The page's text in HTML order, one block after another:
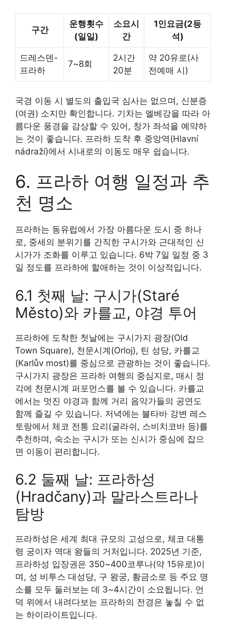
구간
운행횟수
(일일)
소요시
간
1인요금(2등
석)
드레스덴-
프라하
7~8회
2시간
20분
약 20유로(사
전예매 시)
국경 이동 시 별도의 출입국 심사는 없으며, 신분증
(여권) 소지만 확인합니다. 기차는 엘베강을 따라 아
름다운 풍경을 감상할 수 있어, 창가 좌석을 예약하
는 것이 좋습니다. 프라하 도착 후 중앙역(Hlavní
nádraží)에서 시내로의 이동도 매우 쉽습니다.
6. 프라하 여행 일정과 추
천 명소
프라하는 동유럽에서 가장 아름다운 도시 중 하나
로, 중세의 분위기를 간직한 구시가와 근대적인 신
시가가 조화를 이루고 있습니다. 6박 7일 일정 중 3
일 정도를 프라하에 할애하는 것이 이상적입니다.
6.1 첫째 날: 구시가(Staré
Město)와 카를교, 야경 투어
프라하에 도착한 첫날에는 구시가지 광장(Old
Town Square), 천문시계(Orloj), 틴 성당, 카를교
(Karlův most)를 중심으로 관광하는 것이 좋습니다.
구시가지 광장은 프라하 여행의 중심지로, 매시 정
각에 천문시계 퍼포먼스를 볼 수 있습니다. 카를교
에서는 멋진 야경과 함께 거리 음악가들의 공연도
함께 즐길 수 있습니다. 저녁에는 블타바 강변 레스
토랑에서 체코 전통 요리(굴라쉬, 스비치코바 등)를
추천하며, 숙소는 구시가 또는 신시가 중심에 잡으
면 이동이 편리합니다.
6.2 둘째 날: 프라하성
(Hradčany)과 말라스트라나
탐방
프라하성은 세계 최대 규모의 고성으로, 체코 대통
령 궁이자 역대 왕들의 거처입니다. 2025년 기준,
프라하성 입장권은 350~400코루나(약 15유로)이
며, 성 비투스 대성당, 구 왕궁, 황금소로 등 주요 명
소를 모두 둘러보는 데 3~4시간이 소요됩니다. 언
덕 위에서 내려다보는 프라하의 전경은 놓칠 수 없
는 하이라이트입니다.